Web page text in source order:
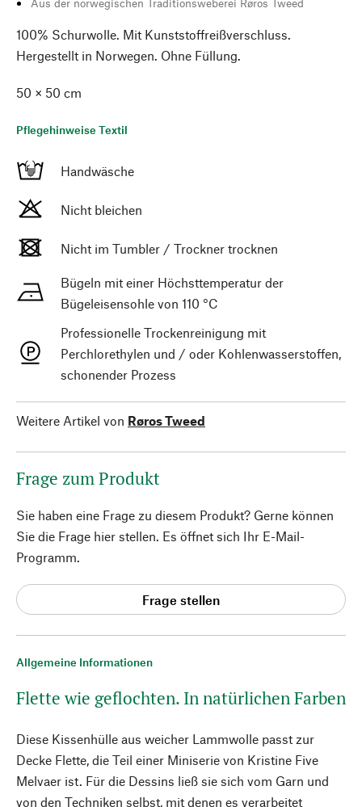
Allgemeine Informationen
Flette wie geflochten. In natürlichen Farben
Diese Kissenhülle aus weicher Lammwolle passt zur
Decke Flette, die Teil einer Miniserie von Kristine Five
Melvaer ist. Für die Dessins ließ sie sich vom Garn und
von den Techniken selbst, mit denen es verarbeitet
Aus der norwegischen Traditionsweberei Røros Tweed
100% Schurwolle. Mit Kunststoffreißverschluss.
Hergestellt in Norwegen. Ohne Füllung.
50 × 50 cm
Pflegehinweise Textil
Handwäsche
Nicht bleichen
Nicht im Tumbler / Trockner trocknen
Bügeln mit einer Höchsttemperatur der
Bügeleisensohle von 110 °C
Professionelle Trockenreinigung mit
Perchlorethylen und / oder Kohlenwasserstoffen,
schonender Prozess
Weitere Artikel von Røros Tweed
Frage zum Produkt
Sie haben eine Frage zu diesem Produkt? Gerne können
Sie die Frage hier stellen. Es öffnet sich Ihr E-Mail-
Programm.
Frage stellen